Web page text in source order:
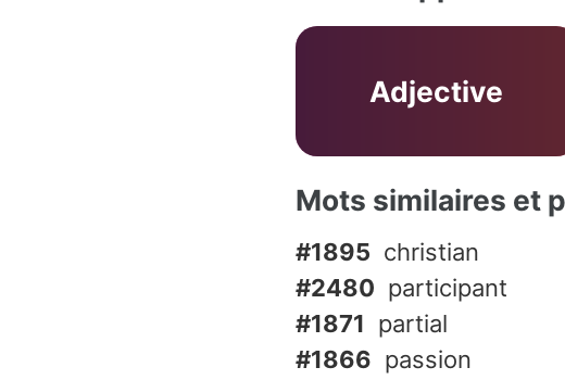
Adjective
Mots similaires et
#1895 christian
#2480 participant
#1871 partial
#1866 passion